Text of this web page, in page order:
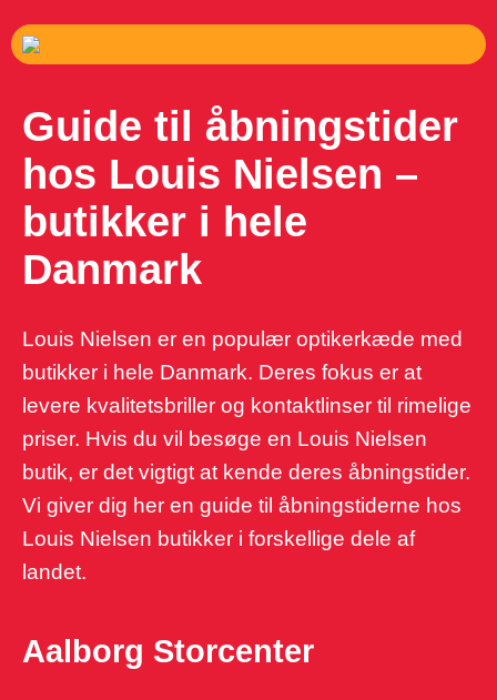
Guide til åbningstider
hos Louis Nielsen –
butikker i hele
Danmark
Louis Nielsen er en populær optikerkæde med
butikker i hele Danmark. Deres fokus er at
levere kvalitetsbriller og kontaktlinser til rimelige
priser. Hvis du vil besøge en Louis Nielsen
butik, er det vigtigt at kende deres åbningstider.
Vi giver dig her en guide til åbningstiderne hos
Louis Nielsen butikker i forskellige dele af
landet.
Aalborg Storcenter